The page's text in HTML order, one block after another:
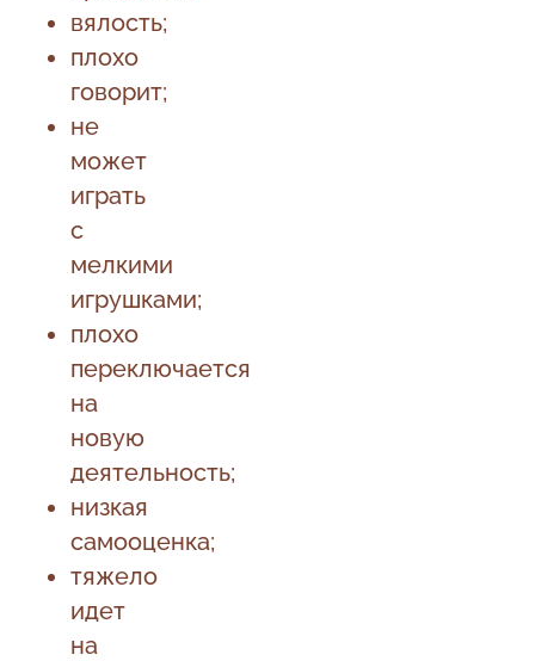
вялость;
плохо
говорит;
не
может
играть
с
мелкими
игрушками;
плохо
переключается
на
новую
деятельность;
низкая
самооценка;
тяжело
идет
на